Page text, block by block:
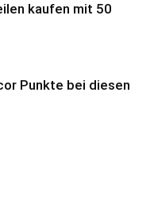
kaufen mit 50
Punkte bei diesen